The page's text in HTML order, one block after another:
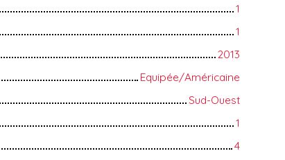
1
1
2013
Equipée/Américaine
Sud-Ouest
1
4